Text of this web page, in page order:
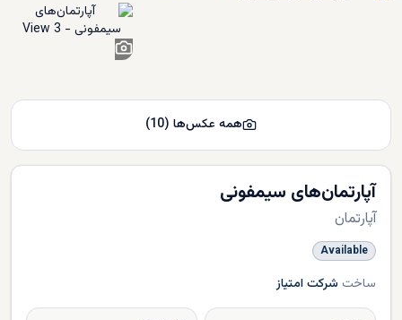
آپارتمان‌های سیمفونی
آپارتمان
Available
ساخت شرکت امتیاز
همه عکس‌ها (
10
)